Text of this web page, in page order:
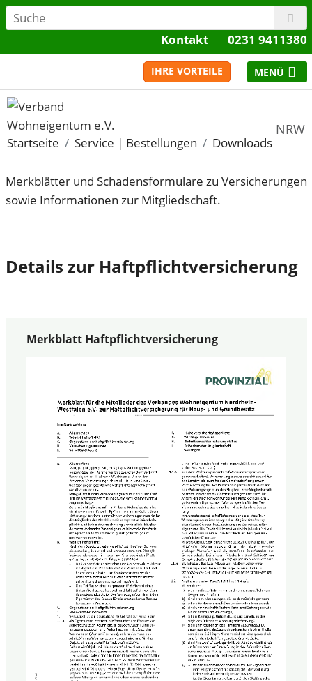
Kontakt 0231 9411380
IHRE VORTEILE
NRW
Startseite Service | Bestellungen Downloads
Merkblätter und Schadensformulare zu Versicherungen
sowie Informationen zur Mitgliedschaft.
Details zur Haftpflichtversicherung
Merkblatt Haftpflichtversicherung